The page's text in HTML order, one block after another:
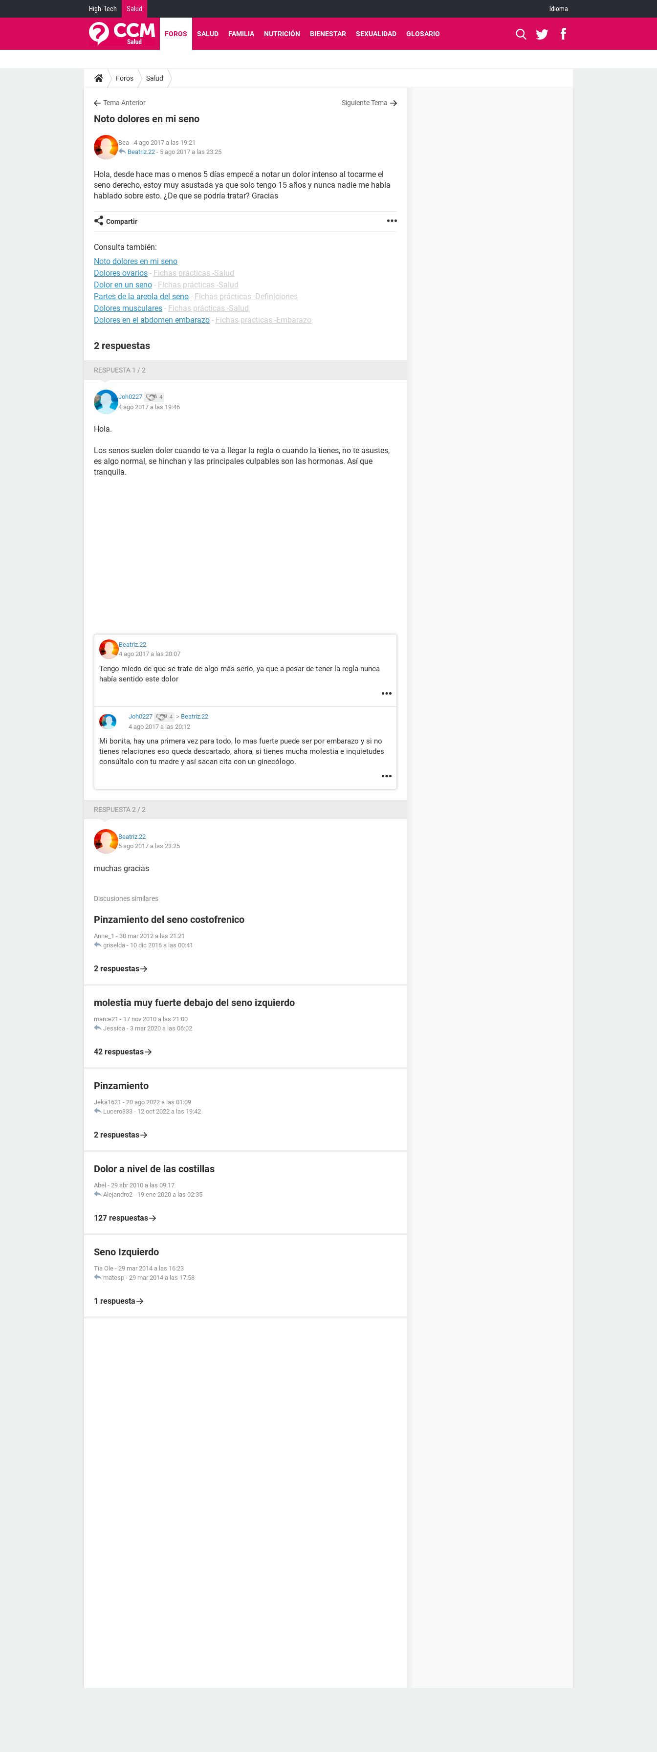
High-Tech Salud Idioma
FOROS SALUD FAMILIA NUTRICIÓN BIENESTAR SEXUALIDAD GLOSARIO
Foros Salud
Tema Anterior Siguiente Tema
Noto dolores en mi seno
Bea - 4 ago 2017 a las 19:21
Beatriz.22 - 5 ago 2017 a las 23:25
Hola, desde hace mas o menos 5 días empecé a notar un dolor intenso al tocarme el
seno derecho, estoy muy asustada ya que solo tengo 15 años y nunca nadie me había
hablado sobre esto. ¿De que se podría tratar? Gracias
Compartir
Consulta también:
Noto dolores en mi seno
Dolores ovarios - Fichas prácticas -Salud
Dolor en un seno - Fichas prácticas -Salud
Partes de la areola del seno - Fichas prácticas -Definiciones
Dolores musculares - Fichas prácticas -Salud
Dolores en el abdomen embarazo - Fichas prácticas -Embarazo
2 respuestas
RESPUESTA 1 / 2
Joh0227 4
4 ago 2017 a las 19:46
Hola.
Los senos suelen doler cuando te va a llegar la regla o cuando la tienes, no te asustes,
es algo normal, se hinchan y las principales culpables son las hormonas. Así que
tranquila.
Beatriz.22
4 ago 2017 a las 20:07
Tengo miedo de que se trate de algo más serio, ya que a pesar de tener la regla nunca
había sentido este dolor
Joh0227 4 > Beatriz.22
4 ago 2017 a las 20:12
Mi bonita, hay una primera vez para todo, lo mas fuerte puede ser por embarazo y si no
tienes relaciones eso queda descartado, ahora, si tienes mucha molestia e inquietudes
consúltalo con tu madre y así sacan cita con un ginecólogo.
RESPUESTA 2 / 2
Beatriz.22
5 ago 2017 a las 23:25
muchas gracias
Discusiones similares
Pinzamiento del seno costofrenico
Anne_1 - 30 mar 2012 a las 21:21
griselda - 10 dic 2016 a las 00:41
2 respuestas
molestia muy fuerte debajo del seno izquierdo
marce21 - 17 nov 2010 a las 21:00
Jessica - 3 mar 2020 a las 06:02
42 respuestas
Pinzamiento
Jeka1621 - 20 ago 2022 a las 01:09
Lucero333 - 12 oct 2022 a las 19:42
2 respuestas
Dolor a nivel de las costillas
Abel - 29 abr 2010 a las 09:17
Alejandro2 - 19 ene 2020 a las 02:35
127 respuestas
Seno Izquierdo
Tia Ole - 29 mar 2014 a las 16:23
matesp - 29 mar 2014 a las 17:58
1 respuesta